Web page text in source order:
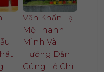
Văn Khấn Tạ
Mộ Thanh
Minh Và
Hướng Dẫn
Cúng Lễ Chi